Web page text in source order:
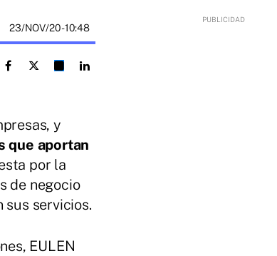
23/NOV/20- 10:48
y
que aportan
por la
de negocio
sus servicios.
EULEN